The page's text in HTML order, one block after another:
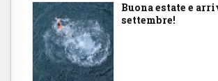
Buona estate e
settembre!